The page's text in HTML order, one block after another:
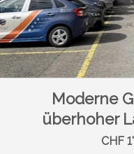
Moderne
überhoher
CHF